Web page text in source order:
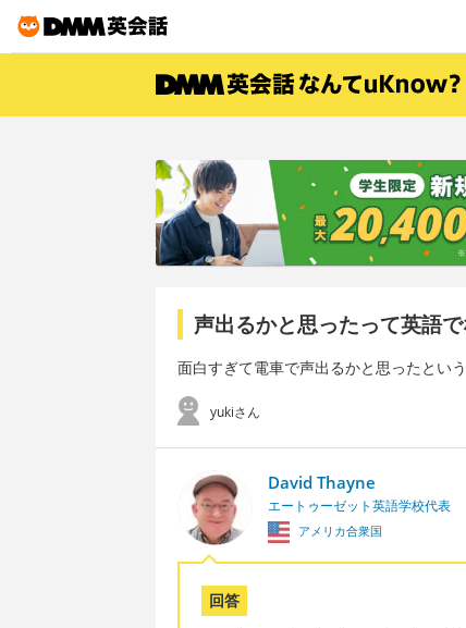
声出るかと思ったって英語
面白すぎて電車で声出るかと思ったとい
yukiさん
David Thayne
エートゥーゼット英語学校代表
アメリカ合衆国
回答